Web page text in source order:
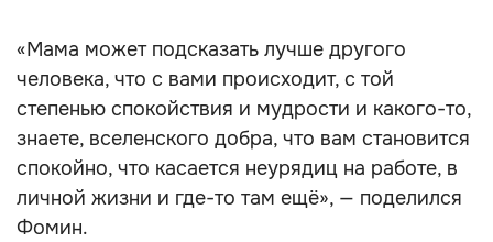
«Мама может подсказать лучше другого
человека, что с вами происходит, с той
степенью спокойствия и мудрости и какого-то,
знаете, вселенского добра, что вам становится
спокойно, что касается неурядиц на работе, в
личной жизни и где-то там ещё», — поделился
Фомин.